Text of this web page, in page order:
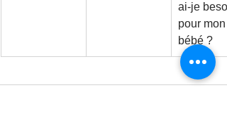
ai-je
pour mon
bébé ?